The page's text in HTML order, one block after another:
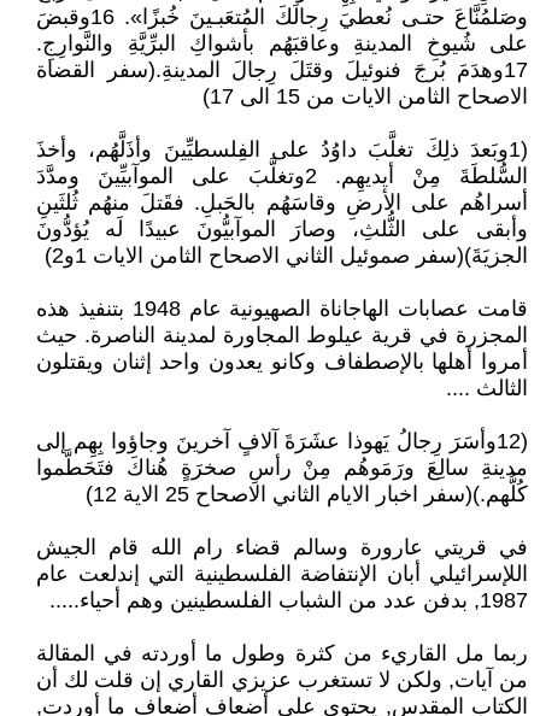
وصَلمُنَّاعَ حتـى نُعطيَ رِجالَكَ المُتعَبـينَ خُبزًا». 16وقبضَ
على شُيوخِ المدينةِ وعاقبَهُم بأشواكِ البرِّيَّةِ والنَّوارِجِ.
17وهدَمَ بُرجَ فنوئيلَ وقتَلَ رِجالَ المدينةِ.(سفر القضاة
الاصحاح الثامن الايات من 15 الى 17)
(1وبَعدَ ذلِكَ تغلَّبَ داوُدُ على الفِلسطيِّينَ وأذَلَّهُم، وأخذَ
السُّلطَةَ مِنْ أيديهِم. 2وتغلَّبَ على الموآبيِّينَ ومدَّدَ
أسراهُم على الأرضِ وقاسَهُم بالحَبلِ. فقَتلَ منهُم ثُلثَينِ
وأبقى على الثُّلثِ، وصارَ الموآبيُّونَ عبيدًا لَه يُؤدُّونَ
الجزيَةَ)(سفر صموئيل الثاني الاصحاح الثامن الايات 1و2)
قامت عصابات الهاجاناة الصهيونية عام 1948 بتنفيذ هذه
المجزرة في قرية عيلوط المجاورة لمدينة الناصرة. حيث
أمروا أهلها بالإصطفاف وكانو يعدون واحد إثنان ويقتلون
الثالث ....
(12وأسَرَ رِجالُ يَهوذا عشَرَةَ آلافٍ آخرينَ وجاؤوا بِهِم إلى
مدينةِ سالِعَ ورَمَوهُم مِنْ رأسِ صخرَةٍ هُناكَ فتَحَطَّموا
كُلُّهم.)(سفر اخبار الايام الثاني الاصحاح 25 الاية 12)
في قريتي عارورة وسالم قضاء رام الله قام الجيش
اللإسرائيلي أبان الإنتفاضة الفلسطينية التي إندلعت عام
1987, بدفن عدد من الشباب الفلسطينين وهم أحياء.....
ربما مل القاريء من كثرة وطول ما أوردته في المقالة
من آيات, ولكن لا تستغرب عزيزي القاري إن قلت لك أن
الكتاب المقدس, يحتوي على أضعاف أضعاف ما أوردت,